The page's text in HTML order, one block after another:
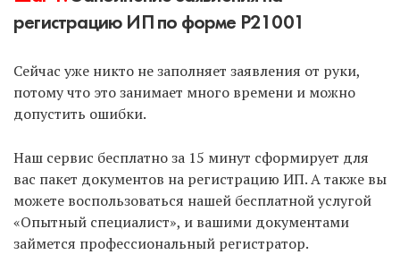
(многофункциональные центры).
Чтобы воспользоваться первым способом и
подать документы онлайн с использованием ЭЦП,
выберите услугу — «Опытный специалист».
Чтобы подать документы через МФЦ, заполните
их в нашем «Умном сервисе» и подайте через
МФЦ самостоятельно.
Минус второго способа — нужно ехать в МФЦ и
регистрацию ИП по форме Р21001
Сейчас уже никто не заполняет заявления от руки,
потому что это занимает много времени и можно
допустить ошибки.
Наш сервис бесплатно за 15 минут сформирует для
вас пакет документов на регистрацию ИП. А также вы
можете воспользоваться нашей бесплатной услугой
«Опытный специалист», и вашими документами
займется профессиональный регистратор.